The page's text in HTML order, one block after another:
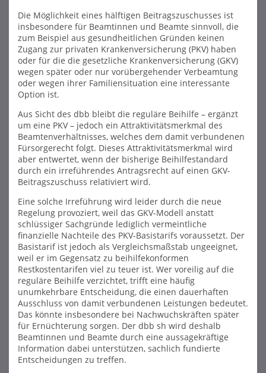
Die Möglichkeit eines hälftigen Beitragszuschusses ist
insbesondere für Beamtinnen und Beamte sinnvoll, die
zum Beispiel aus gesundheitlichen Gründen keinen
Zugang zur privaten Krankenversicherung (PKV) haben
oder für die die gesetzliche Krankenversicherung (GKV)
wegen später oder nur vorübergehender Verbeamtung
oder wegen ihrer Familiensituation eine interessante
Option ist.
Aus Sicht des dbb bleibt die reguläre Beihilfe – ergänzt
um eine PKV – jedoch ein Attraktivitätsmerkmal des
Beamtenverhältnisses, welches dem damit verbundenen
Fürsorgerecht folgt. Dieses Attraktivitätsmerkmal wird
aber entwertet, wenn der bisherige Beihilfestandard
durch ein irreführendes Antragsrecht auf einen GKV-
Beitragszuschuss relativiert wird.
Eine solche Irreführung wird leider durch die neue
Regelung provoziert, weil das GKV-Modell anstatt
schlüssiger Sachgründe lediglich vermeintliche
finanzielle Nachteile des PKV-Basistarifs voraussetzt. Der
Basistarif ist jedoch als Vergleichsmaßstab ungeeignet,
weil er im Gegensatz zu beihilfekonformen
Restkostentarifen viel zu teuer ist. Wer voreilig auf die
reguläre Beihilfe verzichtet, trifft eine häufig
unumkehrbare Entscheidung, die einen dauerhaften
Ausschluss von damit verbundenen Leistungen bedeutet.
Das könnte insbesondere bei Nachwuchskräften später
für Ernüchterung sorgen. Der dbb sh wird deshalb
Beamtinnen und Beamte durch eine aussagekräftige
Information dabei unterstützen, sachlich fundierte
Entscheidungen zu treffen.